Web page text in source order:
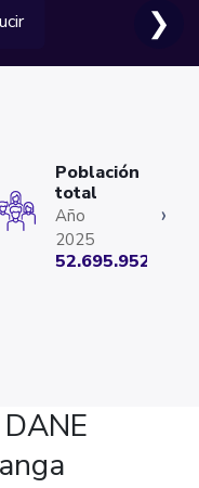
❯
Año
2025
Población
total
52.695.952
›